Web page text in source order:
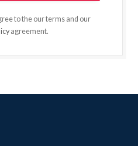
to the our terms and our
agreement.